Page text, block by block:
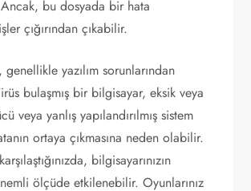
Ancak, bu dosyada bir hata
çığırından çıkabilir.
genellikle yazılım sorunlarından
bulaşmış bir bilgisayar, eksik veya
veya yanlış yapılandırılmış sistem
ortaya çıkmasına neden olabilir.
bilgisayarınızın
ölçüde etkilenebilir. Oyunlarınız